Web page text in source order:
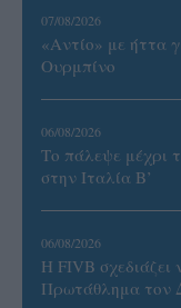
07/08/2026
«Αντίο» με ήττα
Ουρμπίνο
06/08/2026
Το πάλεψε μέχρι
στην Ιταλία Β’
06/08/2026
Η FIVB σχεδιάζει
Πρωτάθλημα τον